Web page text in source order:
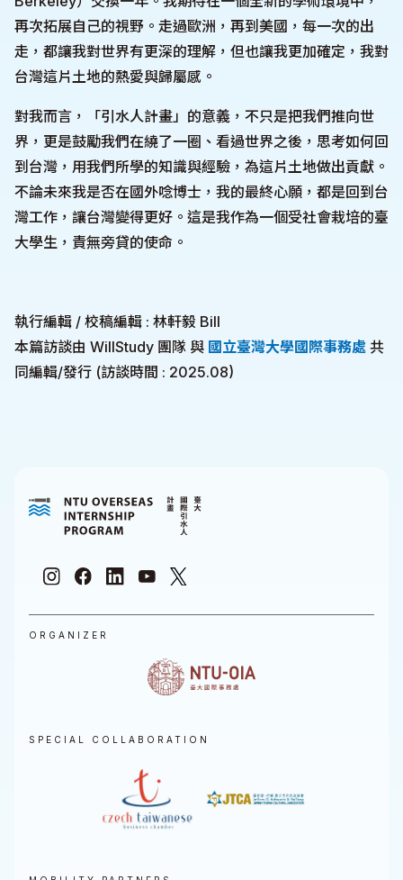
再次拓展自己的視野。走過歐洲，再到美國，每一次的出
走，都讓我對世界有更深的理解，但也讓我更加確定，我對
台灣這片土地的熱愛與歸屬感。
對我而言，「引水人計畫」的意義，不只是把我們推向世
界，更是鼓勵我們在繞了一圈、看過世界之後，思考如何回
到台灣，用我們所學的知識與經驗，為這片土地做出貢獻。
不論未來我是否在國外唸博士，我的最終心願，都是回到台
灣工作，讓台灣變得更好。這是我作為一個受社會栽培的臺
大學生，責無旁貸的使命。
執行編輯 / 校稿編輯 : 林軒毅 Bill
本篇訪談由 WillStudy 團隊 與 國立臺灣大學國際事務處 共
同編輯/發行 (訪談時間 : 2025.08)
ORGANIZER
SPECIAL COLLABORATION